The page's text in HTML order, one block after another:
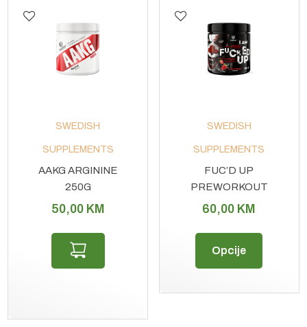
SWEDISH
SUPPLEMENTS
AAKG ARGININE
250G
50,00 KM
SWEDISH
SUPPLEMENTS
FUC’D UP
PREWORKOUT
PWO 300G
60,00 KM
Opcije
ima